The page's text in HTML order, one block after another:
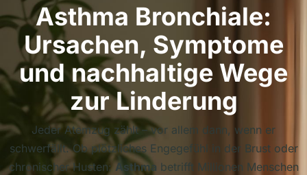
Asthma Bronchiale:
Ursachen, Symptome
und nachhaltige Wege
zur Linderung
Jeder Atemzug zählt – vor allem dann, wenn er
schwerfällt. Ob plötzliches Engegefühl in der Brust oder
chronischer Husten: Asthma betrifft Millionen Menschen